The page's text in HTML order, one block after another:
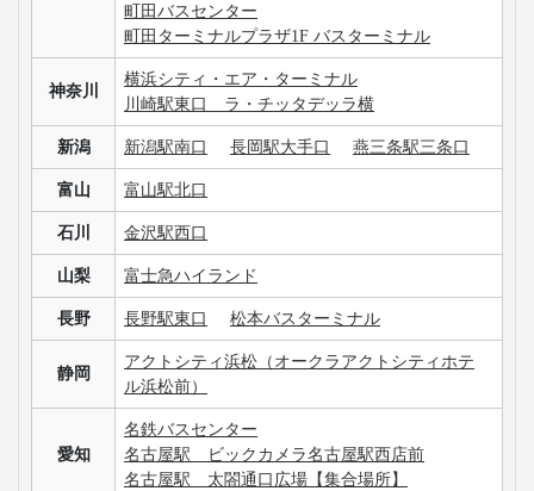
町田バスセンター
町田ターミナルプラザ1F バスターミナル
神奈川
横浜シティ・エア・ターミナル
川崎駅東口 ラ・チッタデッラ横
新潟 新潟駅南口 長岡駅大手口 燕三条駅三条口
富山 富山駅北口
石川 金沢駅西口
山梨 富士急ハイランド
長野 長野駅東口 松本バスターミナル
静岡
アクトシティ浜松（オークラアクトシティホテ
ル浜松前）
愛知
名鉄バスセンター
名古屋駅 ビックカメラ名古屋駅西店前
名古屋駅 太閤通口広場【集合場所】